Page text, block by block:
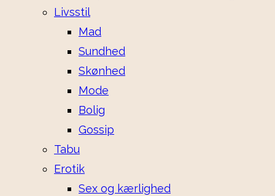
Livsstil
Mad
Sundhed
Skønhed
Mode
Bolig
Gossip
Tabu
Erotik
Sex og kærlighed